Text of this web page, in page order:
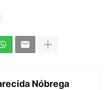
Nóbrega